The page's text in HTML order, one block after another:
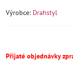
Výrobce: Drahstyl
Přijaté objednávky